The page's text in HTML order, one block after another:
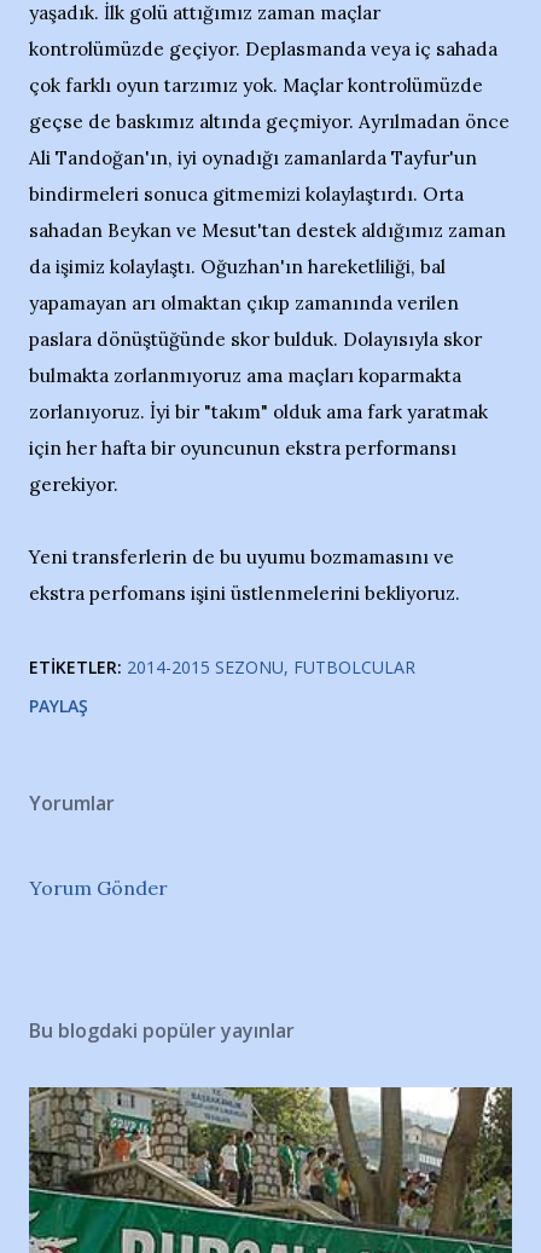
yaşadık. İlk golü attığımız zaman maçlar
kontrolümüzde geçiyor. Deplasmanda veya iç sahada
çok farklı oyun tarzımız yok. Maçlar kontrolümüzde
geçse de baskımız altında geçmiyor. Ayrılmadan önce
Ali Tandoğan'ın, iyi oynadığı zamanlarda Tayfur'un
bindirmeleri sonuca gitmemizi kolaylaştırdı. Orta
sahadan Beykan ve Mesut'tan destek aldığımız zaman
da işimiz kolaylaştı. Oğuzhan'ın hareketliliği, bal
yapamayan arı olmaktan çıkıp zamanında verilen
paslara dönüştüğünde skor bulduk. Dolayısıyla skor
bulmakta zorlanmıyoruz ama maçları koparmakta
zorlanıyoruz. İyi bir "takım" olduk ama fark yaratmak
için her hafta bir oyuncunun ekstra performansı
gerekiyor.
Yeni transferlerin de bu uyumu bozmamasını ve
ekstra perfomans işini üstlenmelerini bekliyoruz.
ETIKETLER: 2014-2015 SEZONU FUTBOLCULAR
PAYLAŞ
Yorumlar
Yorum Gönder
Bu blogdaki popüler yayınlar